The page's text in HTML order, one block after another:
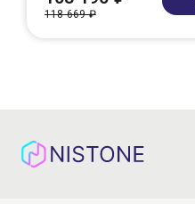
118 669 ₽